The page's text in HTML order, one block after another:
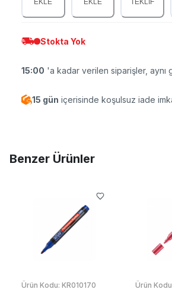
EKLE
EKLE
TEKLİF
Stokta Yok
15:00 'a kadar verilen siparişler, aynı
15 gün içerisinde koşulsuz iade
Benzer Ürünler
Ürün Kodu: KR010170 Ürün